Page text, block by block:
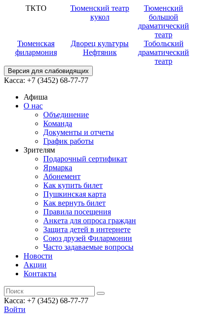
ТКТО
Тюменский театр
кукол
Тюменский
большой
драматический
театр
Тюменская
филармония
Дворец культуры
Нефтяник
Тобольский
драматический
театр
Версия для слабовидящих
Касса: +7 (3452) 68-77-77
Афиша
О нас
Объединение
Команда
Документы и отчеты
График работы
Зрителям
Подарочный сертификат
Ярмарка
Абонемент
Как купить билет
Пушкинская карта
Как вернуть билет
Правила посещения
Анкета для опроса граждан
Защита детей в интернете
Союз друзей Филармонии
Часто задаваемые вопросы
Новости
Акции
Контакты
Касса: +7 (3452) 68-77-77
Войти